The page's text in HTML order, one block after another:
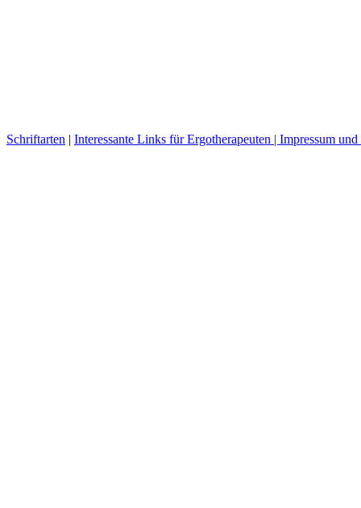
Schriftarten | Interessante Links für Ergotherapeuten | Impressum